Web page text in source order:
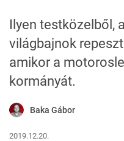
Ilyen testközelből,
világbajnok
amikor a
kormányát.
Baka Gábor
2019.12.20.